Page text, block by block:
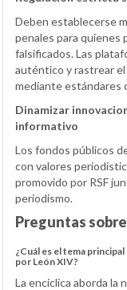
Deben establecerse
penales para
falsificados. Las
auténtico y rastrear
mediante estándares
Dinamizar
informativo
Los fondos públicos
con valores
promovido por RSF
periodismo.
Preguntas
¿Cuál es el tema
por León XIV?
La encíclica aborda la